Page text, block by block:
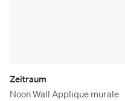
Zeitraum
Noon Wall Applique murale